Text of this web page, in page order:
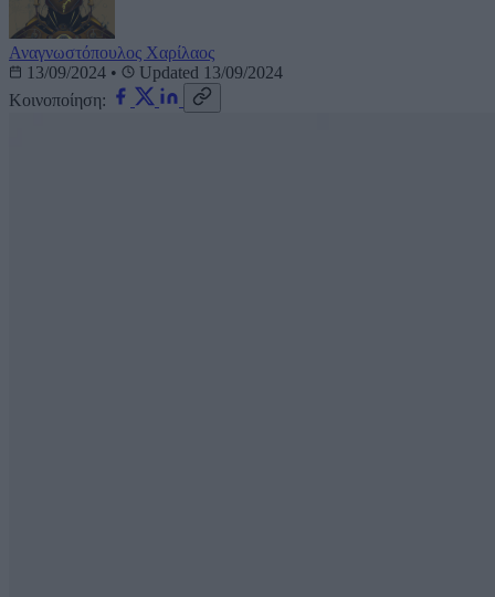
Αναγνωστόπουλος Χαρίλαος
13/09/2024 •
Updated 13/09/2024
Κοινοποίηση: